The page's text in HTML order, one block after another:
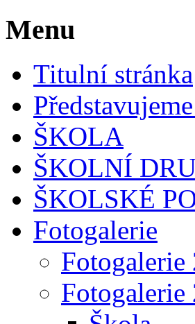
Menu
Titulní stránka
ŠKOLA
ŠKOLNÍ
ŠKOLSKÉ
Fotogalerie
Fotogalerie
Fotogalerie